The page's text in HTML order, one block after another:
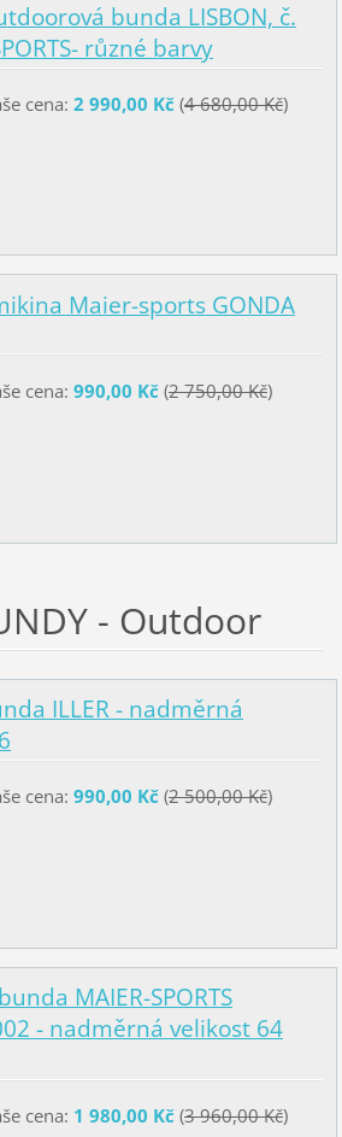
bunda LISBON, č.
různé barvy
cena: 2 990,00 Kč(4 680,00 Kč)
Maier-sports GONDA
cena: 990,00 Kč(2 750,00 Kč)
- Outdoor
ILLER - nadměrná
cena: 990,00 Kč(2 500,00 Kč)
MAIER-SPORTS
- nadměrná velikost 64
cena: 1 980,00 Kč(3 960,00 Kč)